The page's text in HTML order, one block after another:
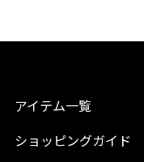
アイテム一覧
ショッピングガイド